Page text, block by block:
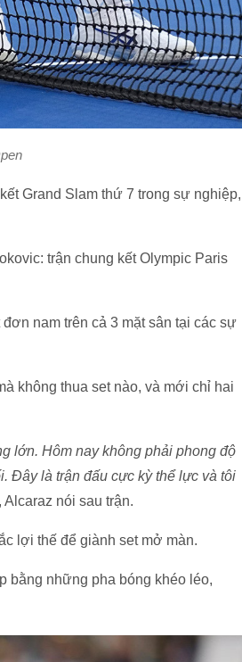
Grand Slam thứ 7 trong sự nghiệp,
trận chung kết Olympic Paris
nam trên cả 3 mặt sân tại các sự
không thua set nào, và mới chỉ hai
lớn. Hôm nay không phải phong độ
Đây là trận đấu cực kỳ thể lực và tôi
Alcaraz nói sau trận.
lợi thế để giành set mở màn.
bằng những pha bóng khéo léo,